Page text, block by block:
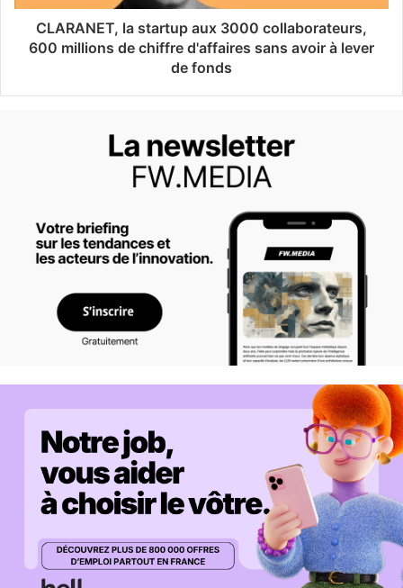
CLARANET, la startup aux 3000 collaborateurs,
600 millions de chiffre d'affaires sans avoir à lever
de fonds